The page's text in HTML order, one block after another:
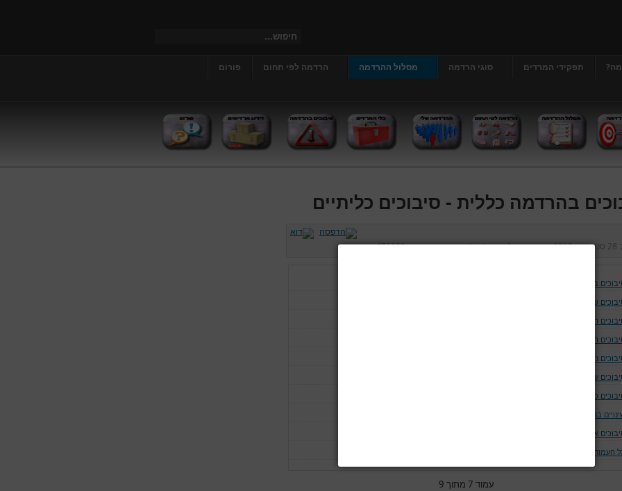
תפקידי המרדים סוגי הרדמה מסלול ההרדמה הרדמה לפי תחום
פורום
בהרדמה כללית - סיבוכים כליתיים
28 ספטמבר 2012 נכתב על ידידר' גרג'י יונתן כניסות:475209
בהרדמה כללית
של נתיב האויר ומערכת הנשימה
המודינמים
המאטולוגים
נוירולוגים ושריריים
עיניים
כליתיים
בחום הגוף
אחרים
העמודים
עמוד 7 מתוך 9